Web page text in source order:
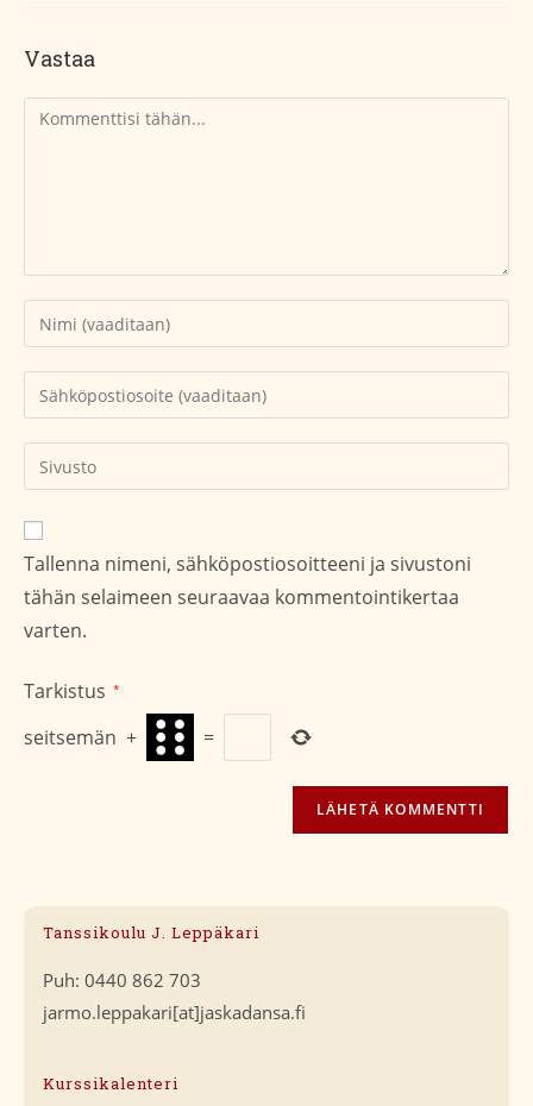
Vastaa
Kommentti
Kirjoita
nimesi
tai
käyttäjätunnuksesi
Kirjoita
sähköpostiosoitteesi
kommentoidaksesi
Kirjoita
sivustosi
verkko-
osoite/URL
(valinnainen)
Tallenna nimeni, sähköpostiosoitteeni ja sivustoni
tähän selaimeen seuraavaa kommentointikertaa
varten.
Tarkistus *
seitsemän + =
Tanssikoulu J. Leppäkari
Puh: 0440 862 703
jarmo.leppakari[at]jaskadansa.fi
Kurssikalenteri